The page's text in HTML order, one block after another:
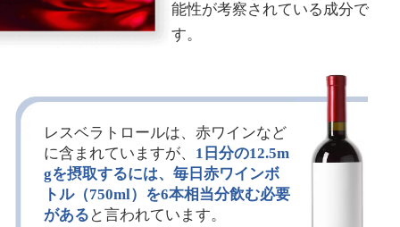
能性が考察されている成分で
す。
レスベラトロールは、赤ワインなど
に含まれていますが、 1日分の12.5m
gを摂取するには、毎日赤ワインボ
トル（750ml）を6本相当分飲む必要
がある と言われています。